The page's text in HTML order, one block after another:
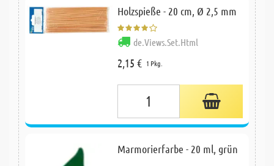
Holzspieße - 20 cm, Ø 2,5 mm
de.Views.Set.Html
2,15 € 1 Pkg.
Marmorierfarbe - 20 ml, grün